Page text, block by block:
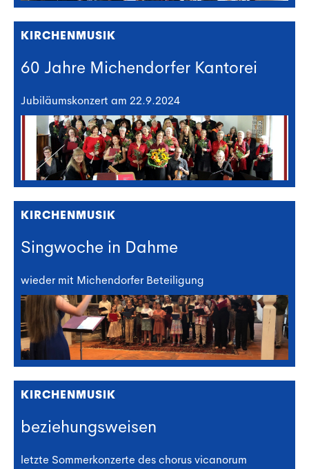
KIRCHENMUSIK
60 Jahre Michendorfer Kantorei
Jubiläumskonzert am 22.9.2024
KIRCHENMUSIK
Singwoche in Dahme
wieder mit Michendorfer Beteiligung
KIRCHENMUSIK
beziehungsweisen
letzte Sommerkonzerte des chorus vicanorum